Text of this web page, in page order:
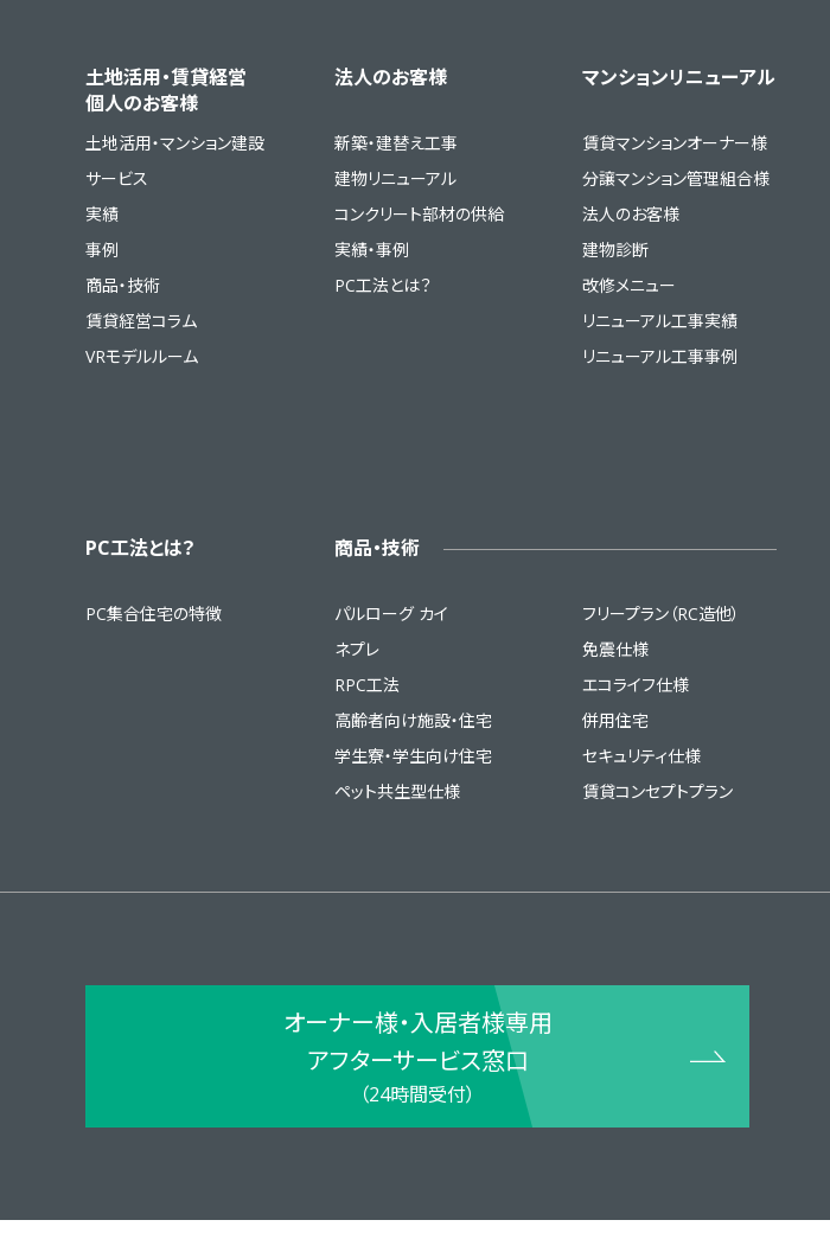
土地活用・賃貸経営
個人のお客様
土地活用・マンション建設
サービス
実績
事例
商品・技術
賃貸経営コラム
VRモデルルーム
法人のお客様
新築・建替え工事
建物リニューアル
コンクリート部材の供給
実績・事例
PC工法とは？
マンションリニューアル
賃貸マンションオーナー様
分譲マンション管理組合様
法人のお客様
建物診断
改修メニュー
リニューアル工事実績
リニューアル工事事例
PC工法とは？
PC集合住宅の特徴
商品・技術
パルローグ カイ
フリープラン（RC造他）
ネプレ
免震仕様
RPC工法
エコライフ仕様
高齢者向け施設・住宅
併用住宅
学生寮・学生向け住宅
セキュリティ仕様
ペット共生型仕様
賃貸コンセプトプラン
オーナー様・入居者様専用
アフターサービス窓口
（24時間受付）